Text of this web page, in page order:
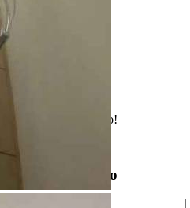
Enviado com sucesso!
Entre em contato